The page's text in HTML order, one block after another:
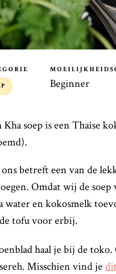
Beginner
Kha soep is een Thaise
betreft een van de
Omdat wij de soep
water en kokosmelk
tofu voor erbij.
haal je bij de
Misschien vind je